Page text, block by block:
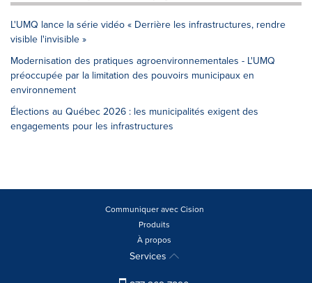
L'UMQ lance la série vidéo « Derrière les infrastructures, rendre
visible l'invisible »
Modernisation des pratiques agroenvironnementales - L'UMQ
préoccupée par la limitation des pouvoirs municipaux en
environnement
Élections au Québec 2026 : les municipalités exigent des
engagements pour les infrastructures
Communiquer avec Cision
Produits
À propos
Services